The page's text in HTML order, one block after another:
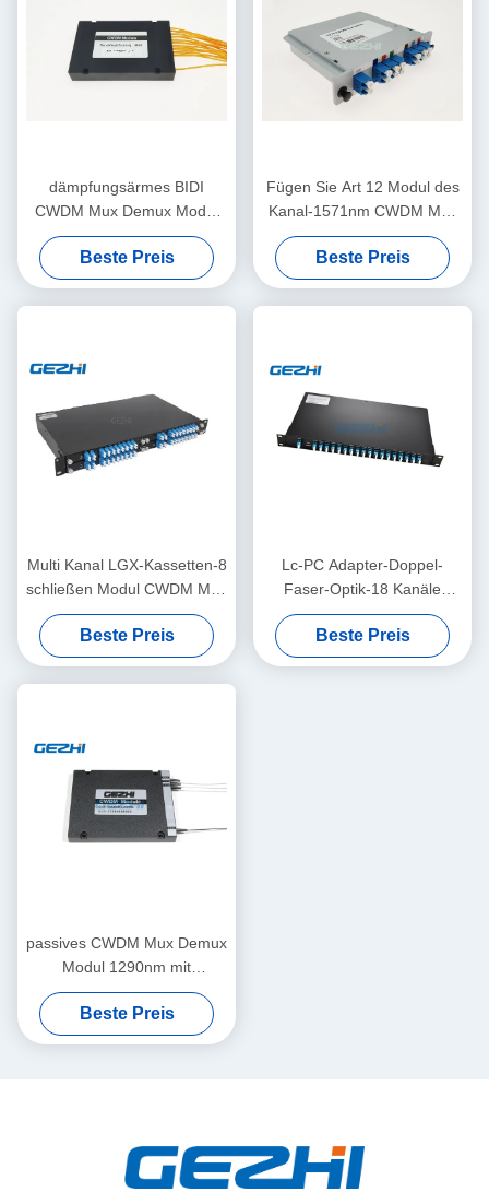
dämpfungsärmes BIDI
CWDM Mux Demux Modul
18CH 1610nm
Beste Preis
Fügen Sie Art 12 Modul des
Kanal-1571nm CWDM Mux
ein
Beste Preis
Multi Kanal LGX-Kassetten-8
schließen Modul CWDM Mux
Demux an
Beste Preis
Lc-PC Adapter-Doppel-
Faser-Optik-18 Kanäle
passives CWDM
Beste Preis
passives CWDM Mux Demux
Modul 1290nm mit
Verbesserungs-Hafen
Beste Preis